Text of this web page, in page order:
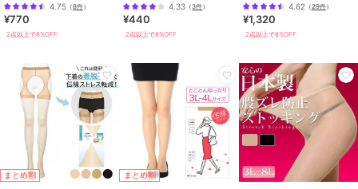
4.75 （8件）
¥770
2点以上で8%OFF
4.33 （3件）
¥440
2点以上で8%OFF
4.62 （29件）
¥1,320
2点以上で8%OFF
まとめ割 まとめ割